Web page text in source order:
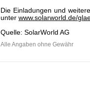
Die Einladungen und
unter www.solarworld.de/
Quelle: SolarWorld AG
Alle Angaben ohne Gewähr